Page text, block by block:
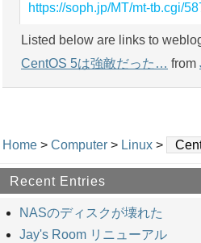
https://soph.jp/MT/mt-tb.cgi/
Listed below are links to
CentOS 5は強敵だった… from
Home > Computer > Linux >
Recent Entries
NASのディスクが壊れた
Jay's Room リニューアル